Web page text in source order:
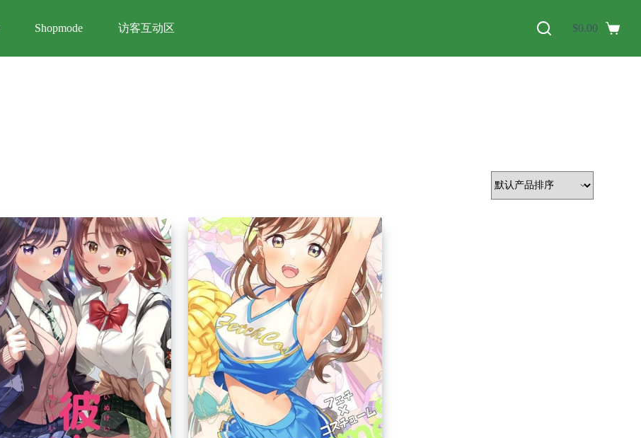
Shopmode 访客互动区 $0.00